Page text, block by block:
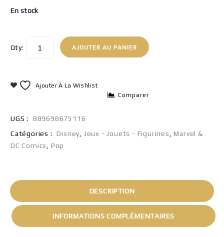
En stock
Qty: AJOUTER AU PANIER
Ajouter À La Wishlist
Comparer
UGS :
889698675116
Catégories :
Disney Jeux - Jouets - Figurines ,Marvel &
DC Comics
Pop
DESCRIPTION
INFORMATIONS COMPLÉMENTAIRES